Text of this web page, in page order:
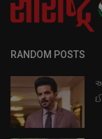
RANDOM POSTS